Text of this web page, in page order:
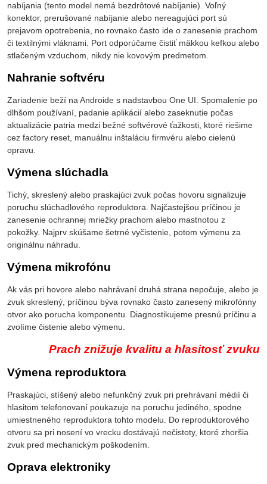
nabíjania (tento model nemá bezdrôtové nabíjanie). Voľný
konektor, prerušované nabíjanie alebo nereagujúci port sú
prejavom opotrebenia, no rovnako často ide o zanesenie prachom
či textilnými vláknami. Port odporúčame čistiť mäkkou kefkou alebo
stlačeným vzduchom, nikdy nie kovovým predmetom.
Nahranie softvéru
Zariadenie beží na Androide s nadstavbou One UI. Spomalenie po
dlhšom používaní, padanie aplikácií alebo zaseknutie počas
aktualizácie patria medzi bežné softvérové ťažkosti, ktoré riešime
cez factory reset, manuálnu inštaláciu firmvéru alebo cielenú
opravu.
Výmena slúchadla
Tichý, skreslený alebo praskajúci zvuk počas hovoru signalizuje
poruchu slúchadlového reproduktora. Najčastejšou príčinou je
zanesenie ochrannej mriežky prachom alebo mastnotou z
pokožky. Najprv skúšame šetrné vyčistenie, potom výmenu za
originálnu náhradu.
Výmena mikrofónu
Ak vás pri hovore alebo nahrávaní druhá strana nepočuje, alebo je
zvuk skreslený, príčinou býva rovnako často zanesený mikrofónny
otvor ako porucha komponentu. Diagnostikujeme presnú príčinu a
zvolíme čistenie alebo výmenu.
Prach znižuje kvalitu a hlasitosť zvuku
Výmena reproduktora
Praskajúci, stíšený alebo nefunkčný zvuk pri prehrávaní médií či
hlasitom telefonovaní poukazuje na poruchu jediného, spodne
umiestneného reproduktora tohto modelu. Do reproduktorového
otvoru sa pri nosení vo vrecku dostávajú nečistoty, ktoré zhoršia
zvuk pred mechanickým poškodením.
Oprava elektroniky